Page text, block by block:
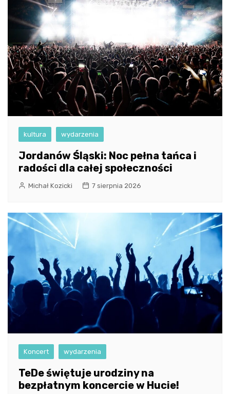
kultura wydarzenia
Jordanów Śląski: Noc pełna tańca i
radości dla całej społeczności
Michał Kozicki 7 sierpnia 2026
Koncert wydarzenia
TeDe świętuje urodziny na
bezpłatnym koncercie w Hucie!